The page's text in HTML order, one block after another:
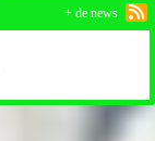
+ de news